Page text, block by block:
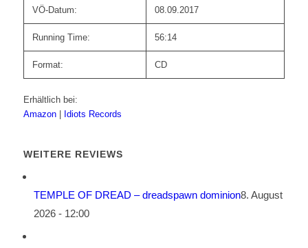
VÖ-Datum: 08.09.2017
Running Time: 56:14
Format: CD
Erhältlich bei:
Amazon
Idiots Records
WEITERE REVIEWS
TEMPLE OF DREAD – dreadspawn dominion8. August
2026 - 12:00